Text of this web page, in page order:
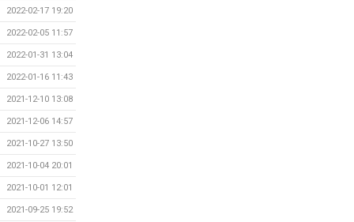
2022-02-17 19:20
2022-02-05 11:57
2022-01-31 13:04
2022-01-16 11:43
2021-12-10 13:08
2021-12-06 14:57
2021-10-27 13:50
2021-10-04 20:01
2021-10-01 12:01
2021-09-25 19:52